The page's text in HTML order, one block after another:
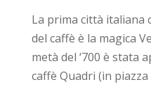
La prima città italiana
del caffè è la magica
metà del ‘700 è stata
caffè Quadri (in